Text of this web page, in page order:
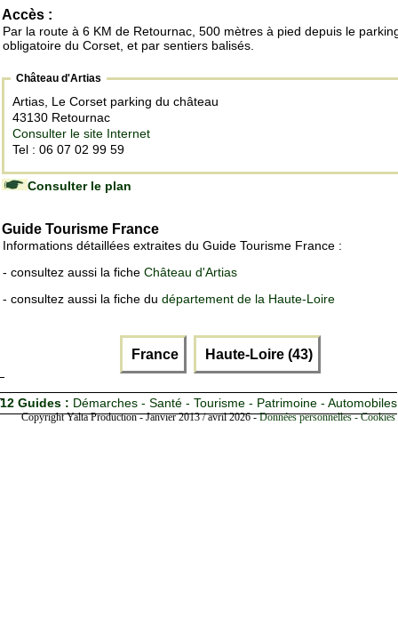
Accès :
Par la route à 6 KM de Retournac, 500 mètres à pied depuis le
obligatoire du Corset, et par sentiers balisés.
Château d'Artias
Artias, Le Corset parking du château
43130 Retournac
Consulter le site Internet
Tel : 06 07 02 99 59
Consulter le plan
Guide Tourisme France
Informations détaillées extraites du Guide Tourisme France :
- consultez aussi la fiche Château d'Artias
- consultez aussi la fiche du département de la Haute-Loire
France Haute-Loire (43)
12 Guides : Démarches - Santé - Tourisme - Patrimoine - Automobiles
Copyright Yalta Production - Janvier 2013 / avril 2026 -Données personnelles -